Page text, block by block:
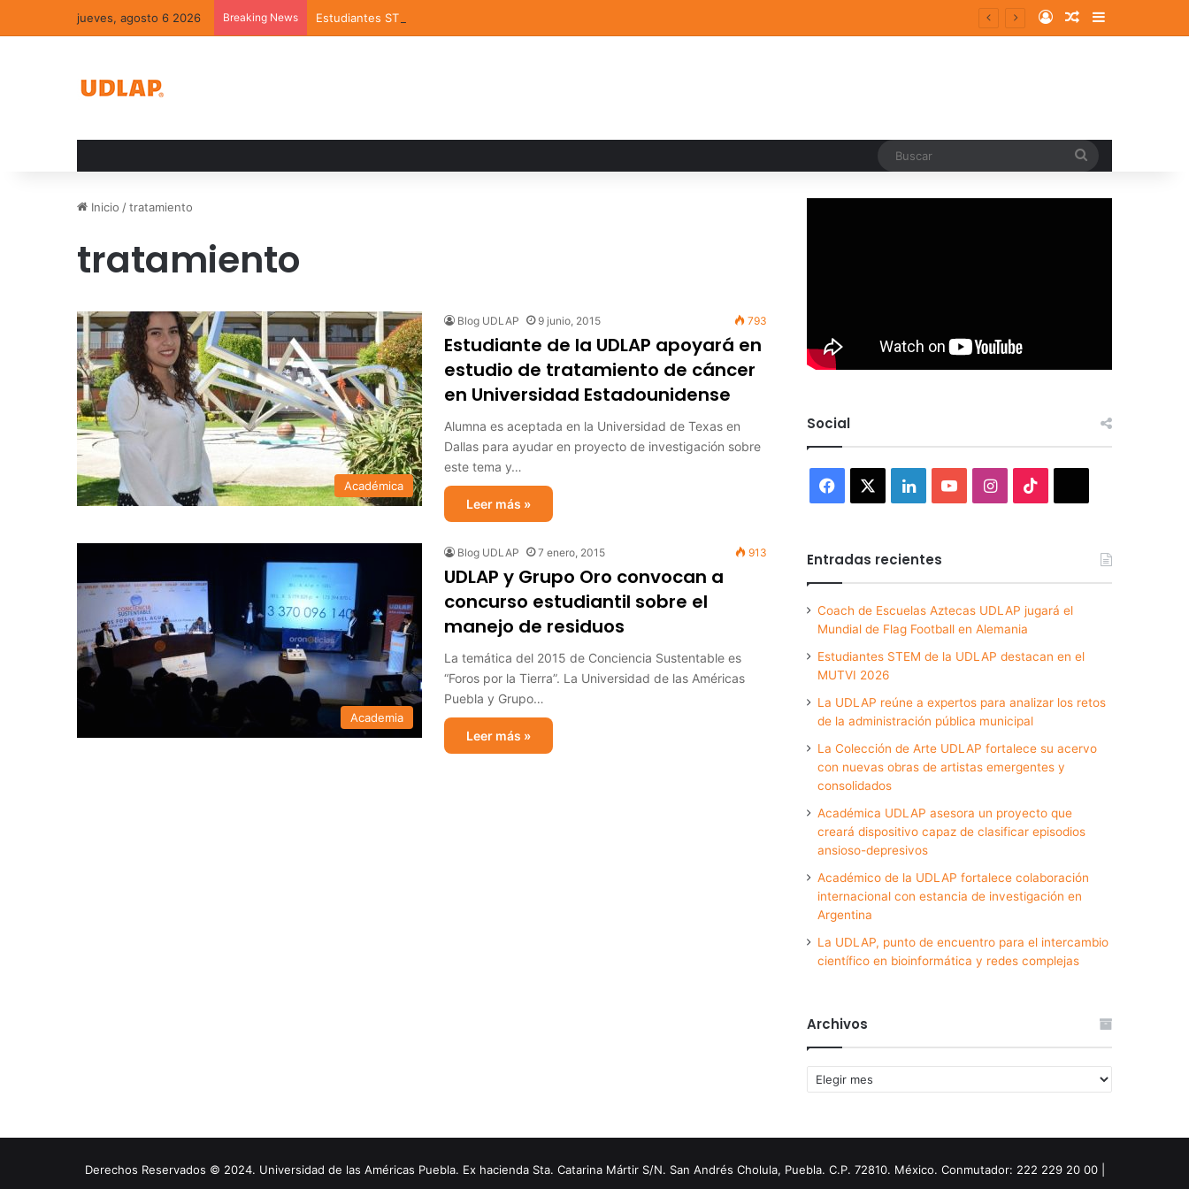
jueves, agosto 6 2026 Breaking News Estudiantes STEM de la UDLAP destacan en el MUTVI 2026 Log InRandom Article
Sidebar
Inicio /tratamiento
tratamiento
Académica
Blog UDLAP 9 junio, 2015 793
Estudiante de la UDLAP apoyará en
estudio de tratamiento de cáncer
en Universidad Estadounidense
Alumna es aceptada en la Universidad de Texas en
Dallas para ayudar en proyecto de investigación sobre
este tema y…
Leer más »
Academia
Blog UDLAP 7 enero, 2015 913
UDLAP y Grupo Oro convocan a
concurso estudiantil sobre el
manejo de residuos
La temática del 2015 de Conciencia Sustentable es
“Foros por la Tierra”. La Universidad de las Américas
Puebla y Grupo…
Leer más »
Social
Facebook LinkedInYouTubeInstagram
Entradas recientes
Coach de Escuelas Aztecas UDLAP jugará el
Mundial de Flag Football en Alemania
Estudiantes STEM de la UDLAP destacan en el
MUTVI 2026
La UDLAP reúne a expertos para analizar los retos
de la administración pública municipal
La Colección de Arte UDLAP fortalece su acervo
con nuevas obras de artistas emergentes y
consolidados
Académica UDLAP asesora un proyecto que
creará dispositivo capaz de clasificar episodios
ansioso-depresivos
Académico de la UDLAP fortalece colaboración
internacional con estancia de investigación en
Argentina
La UDLAP, punto de encuentro para el intercambio
científico en bioinformática y redes complejas
Archivos
Archivos
Derechos Reservados © 2024. Universidad de las Américas Puebla. Ex hacienda Sta. Catarina Mártir S/N. San Andrés Cholula, Puebla. C.P. 72810. México. Conmutador: 222 229 20 00 |